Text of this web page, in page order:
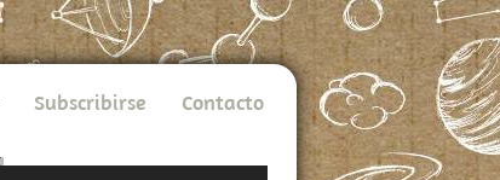
Subscribirse Contacto